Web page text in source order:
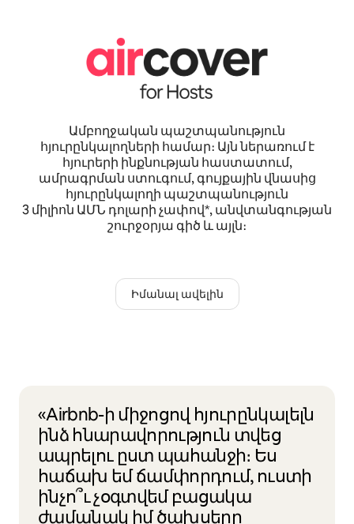
Ամբողջական պաշտպանություն
հյուրընկալողների համար։ Այն ներառում է
հյուրերի ինքնության հաստատում,
ամրագրման ստուգում, գույքային վնասից
հյուրընկալողի պաշտպանություն
3 միլիոն ԱՄՆ դոլարի չափով*, անվտանգության
շուրջօրյա գիծ և այլն։
Իմանալ ավելին
«Airbnb-ի միջոցով հյուրընկալելն
ինձ հնարավորություն տվեց
ապրելու ըստ պահանջի։ Ես
հաճախ եմ ճամփորդում, ուստի
ինչո՞ւ չօգտվեմ բացակա
ժամանակ իմ ծախսերը